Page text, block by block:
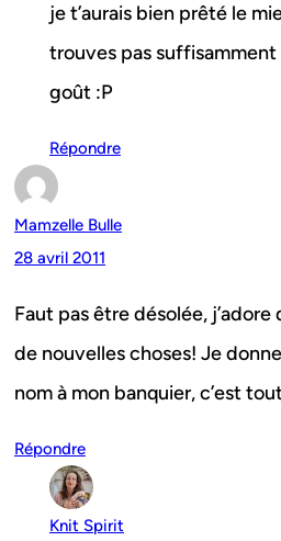
je t’aurais bien prêté le
trouves pas
goût :P
Répondre
Mamzelle Bulle
28 avril 2011
Faut pas être désolée,
de nouvelles choses! Je
nom à mon banquier, c’est
Répondre
Knit Spirit